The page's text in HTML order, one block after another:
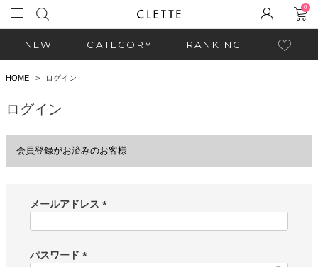
0
NEW CATEGORY RANKING
HOME ログイン
ログイン
会員登録がお済みのお客様
メールアドレス
パスワード